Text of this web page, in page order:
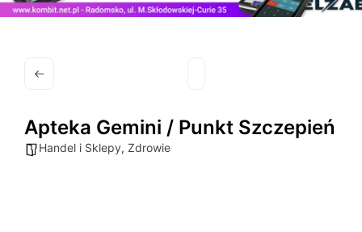
Apteka Gemini / Punkt Szczepień
Handel i Sklepy, Zdrowie